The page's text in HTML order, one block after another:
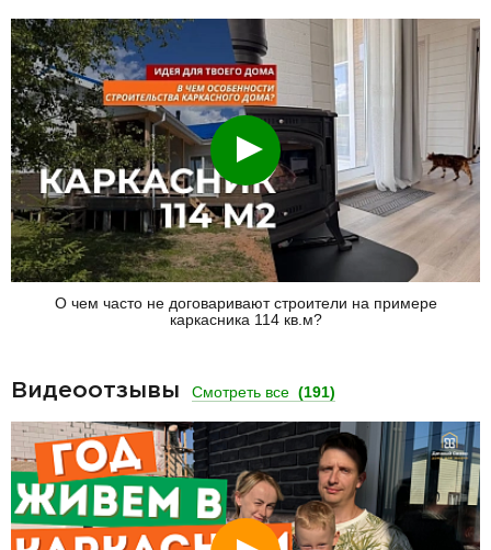
Смотреть
О чем часто не договаривают строители на примере
каркасника 114 кв.м?
Видеоотзывы Смотреть все (191)
Смотреть